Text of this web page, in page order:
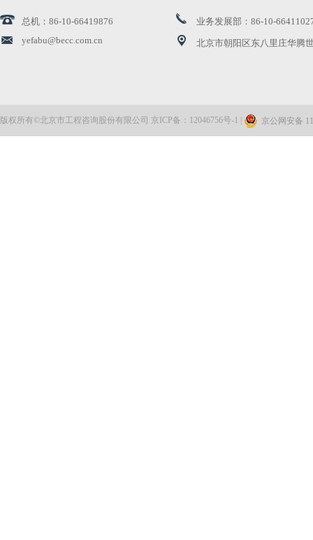
总机：86-10-66419876
业务发展部：86-10-
yefabu@becc.com.cn
北京市朝阳区东八里庄华腾
版权所有©北京市工程咨询股份有限公司 京ICP备：12046756号-1 | 京公网安备